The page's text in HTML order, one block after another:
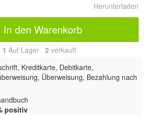
Herunterladen
In den Warenkorb
1 Auf Lager 2 verkauft
Kreditkarte, Debitkarte,
Überweisung, Bezahlung nach
positiv